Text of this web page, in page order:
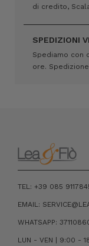
di credito,
SPEDIZIONI
Spediamo con
ore.
TEL: +39 085
EMAIL:
WHATSAPP:
LUN - VEN | 9:00 -